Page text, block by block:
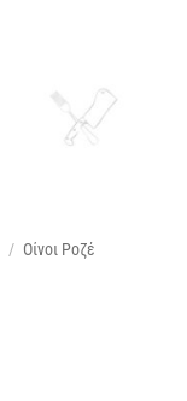
/ Οίνοι Ροζέ